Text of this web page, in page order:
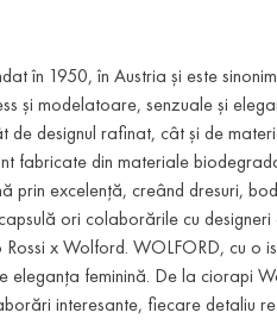
în 1950, în Austria și este
și modelatoare, senzuale și
de designul rafinat, cât și de
fabricate din materiale
prin excelență, creând dresuri,
ori colaborările cu
x Wolford. WOLFORD, cu o
eleganța feminină. De la ciorapi
interesante, fiecare detaliu